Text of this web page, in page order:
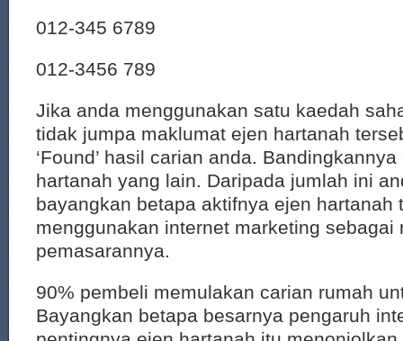
012-345 6789
012-3456 789
Jika anda menggunakan satu kaedah
tidak jumpa maklumat ejen hartanah
‘Found’ hasil carian anda.
hartanah yang lain. Daripada jumlah ini
bayangkan betapa aktifnya ejen hartanah
menggunakan internet marketing sebagai
pemasarannya.
90% pembeli memulakan carian rumah
Bayangkan betapa besarnya pengaruh